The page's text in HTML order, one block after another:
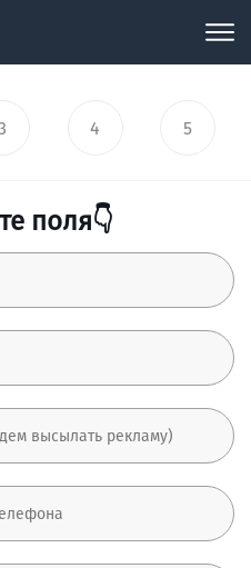
4 5
поля👇